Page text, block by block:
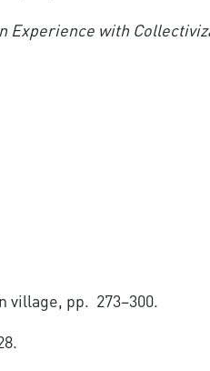
Experience with
village, pp. 273–300.